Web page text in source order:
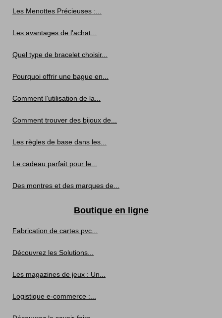
Les Menottes Précieuses :...
Les avantages de l'achat...
Quel type de bracelet choisir...
Pourquoi offrir une bague en...
Comment l'utilisation de la...
Comment trouver des bijoux de...
Les règles de base dans les...
Le cadeau parfait pour le...
Des montres et des marques de...
Boutique en ligne
Fabrication de cartes pvc...
Découvrez les Solutions...
Les magazines de jeux : Un...
Logistique e-commerce :...